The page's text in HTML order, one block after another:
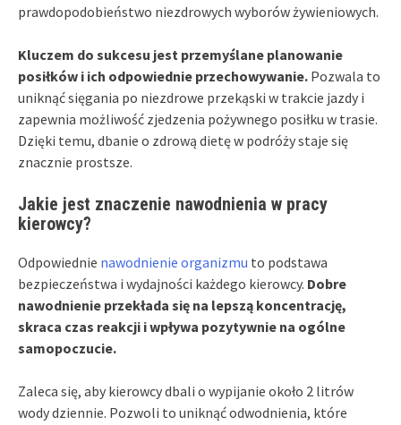
prawdopodobieństwo niezdrowych wyborów żywieniowych.
Kluczem do sukcesu jest przemyślane planowanie
posiłków i ich odpowiednie przechowywanie. Pozwala to
uniknąć sięgania po niezdrowe przekąski w trakcie jazdy i
zapewnia możliwość zjedzenia pożywnego posiłku w trasie.
Dzięki temu, dbanie o zdrową dietę w podróży staje się
znacznie prostsze.
Jakie jest znaczenie nawodnienia w pracy
kierowcy?
Odpowiednie nawodnienie organizmu to podstawa
bezpieczeństwa i wydajności każdego kierowcy. Dobre
nawodnienie przekłada się na lepszą koncentrację,
skraca czas reakcji i wpływa pozytywnie na ogólne
samopoczucie.
Zaleca się, aby kierowcy dbali o wypijanie około 2 litrów
wody dziennie. Pozwoli to uniknąć odwodnienia, które